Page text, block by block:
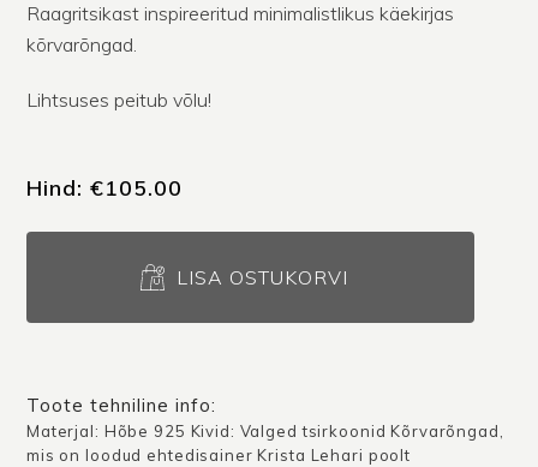
Raagritsikast inspireeritud minimalistlikus käekirjas
kõrvarõngad.
Lihtsuses peitub võlu!
Hind: €105.00
kividega
kogus
LISA OSTUKORVI
Toote tehniline info:
Materjal: Hõbe 925 Kivid: Valged tsirkoonid Kõrvarõngad,
mis on loodud ehtedisainer Krista Lehari poolt